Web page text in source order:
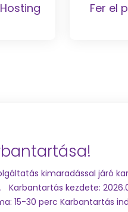
Fer el
kimaradással járó
kezdete:
15-30 perc Karbantartás